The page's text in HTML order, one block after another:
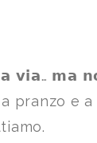
𝘃𝗶𝗮… 𝗺𝗮
pranzo e a